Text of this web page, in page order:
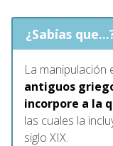
¿Sabías
La manipulación
antiguos
incorpore a la
las cuales la
siglo XIX.